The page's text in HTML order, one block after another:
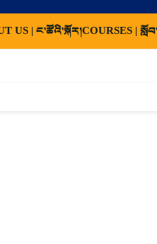
US | ང་ཚོའི་སྐོར།COURSES |